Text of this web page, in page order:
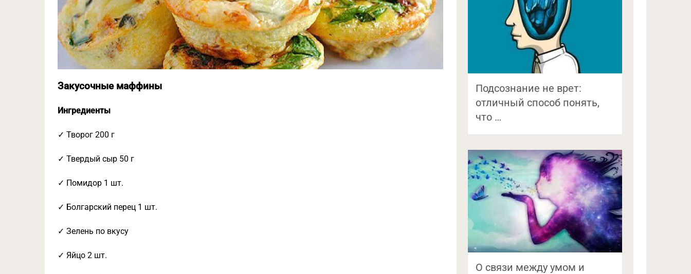
Закусочные маффины
Ингредиенты
✓ Творог 200 г
✓ Твердый сыр 50 г
✓ Помидор 1 шт.
✓ Болгарский перец 1 шт.
✓ Зелень по вкусу
✓ Яйцо 2 шт.
Подсознание не врет:
отличный способ понять,
что …
О связи между умом и